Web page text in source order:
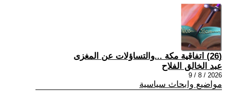
(26) اتفاقية مكة ...والتساؤلات عن المغزى
عبد الخالق الفلاح
2026 / 8 / 9
مواضيع وابحاث سياسية